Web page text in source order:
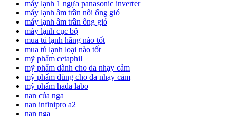
máy lạnh 1 ngựa panasonic inverter
máy lạnh âm trần nối ống gió
máy lạnh âm trần ống gió
máy lạnh cục bộ
mua tủ lạnh hãng nào tốt
mua tủ lạnh loại nào tốt
mỹ phẩm cetaphil
mỹ phẩm dành cho da nhạy cảm
mỹ phẩm dùng cho da nhạy cảm
mỹ phẩm hada labo
nan của nga
nan infinipro a2
nan nga